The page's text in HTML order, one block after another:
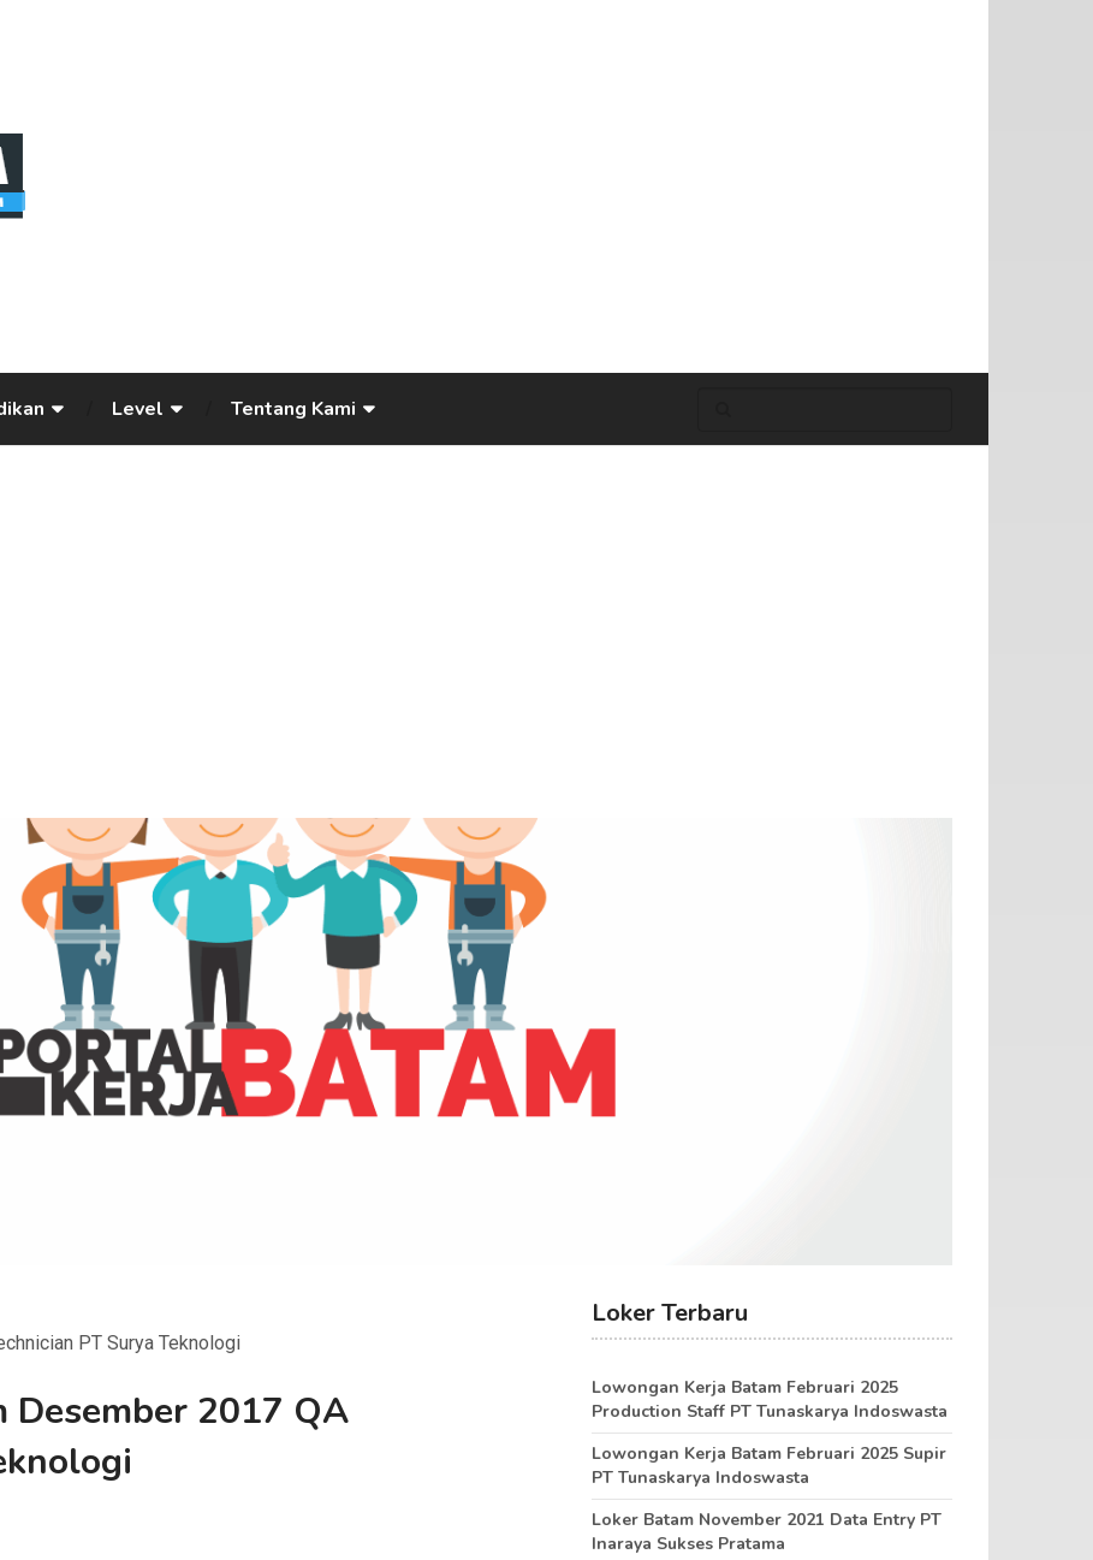
Level Tentang Kami
PT Surya Teknologi
Desember 2017 QA
Loker Terbaru
Lowongan Kerja Batam Februari 2025
Production Staff PT Tunaskarya Indoswasta
Lowongan Kerja Batam Februari 2025 Supir
PT Tunaskarya Indoswasta
Loker Batam November 2021 Data Entry PT
Inaraya Sukses Pratama